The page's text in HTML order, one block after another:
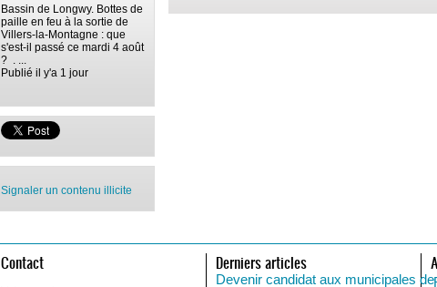
Bassin de Longwy. Bottes de
paille en feu à la sortie de
Villers-la-Montagne : que
s'est-il passé ce mardi 4 août
? . ...
Publié il y'a 1 jour
Signaler un contenu illicite
Contact Derniers articles
Devenir candidat aux municipales de